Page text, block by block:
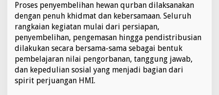
r
i
u
l
,
e
r
Proses penyembelihan hewan qurban dilaksanakan
dengan penuh khidmat dan kebersamaan. Seluruh
rangkaian kegiatan mulai dari persiapan,
penyembelihan, pengemasan hingga pendistribusian
dilakukan secara bersama-sama sebagai bentuk
pembelajaran nilai pengorbanan, tanggung jawab,
dan kepedulian sosial yang menjadi bagian dari
spirit perjuangan HMI.